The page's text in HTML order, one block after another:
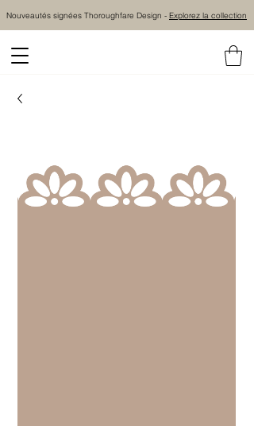
Nouveautés signées Thoroughfare Design - Explorez la collection